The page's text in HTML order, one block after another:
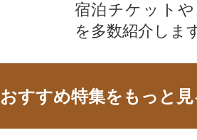
宿泊チケット
を多数紹介しま
おすすめ特集をもっと